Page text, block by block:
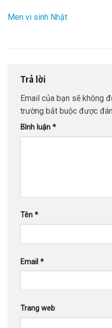
Men vi sinh Nhật
Trả lời
Email của bạn sẽ không
trường bắt buộc được
Bình luận *
Tên *
Email *
Trang web